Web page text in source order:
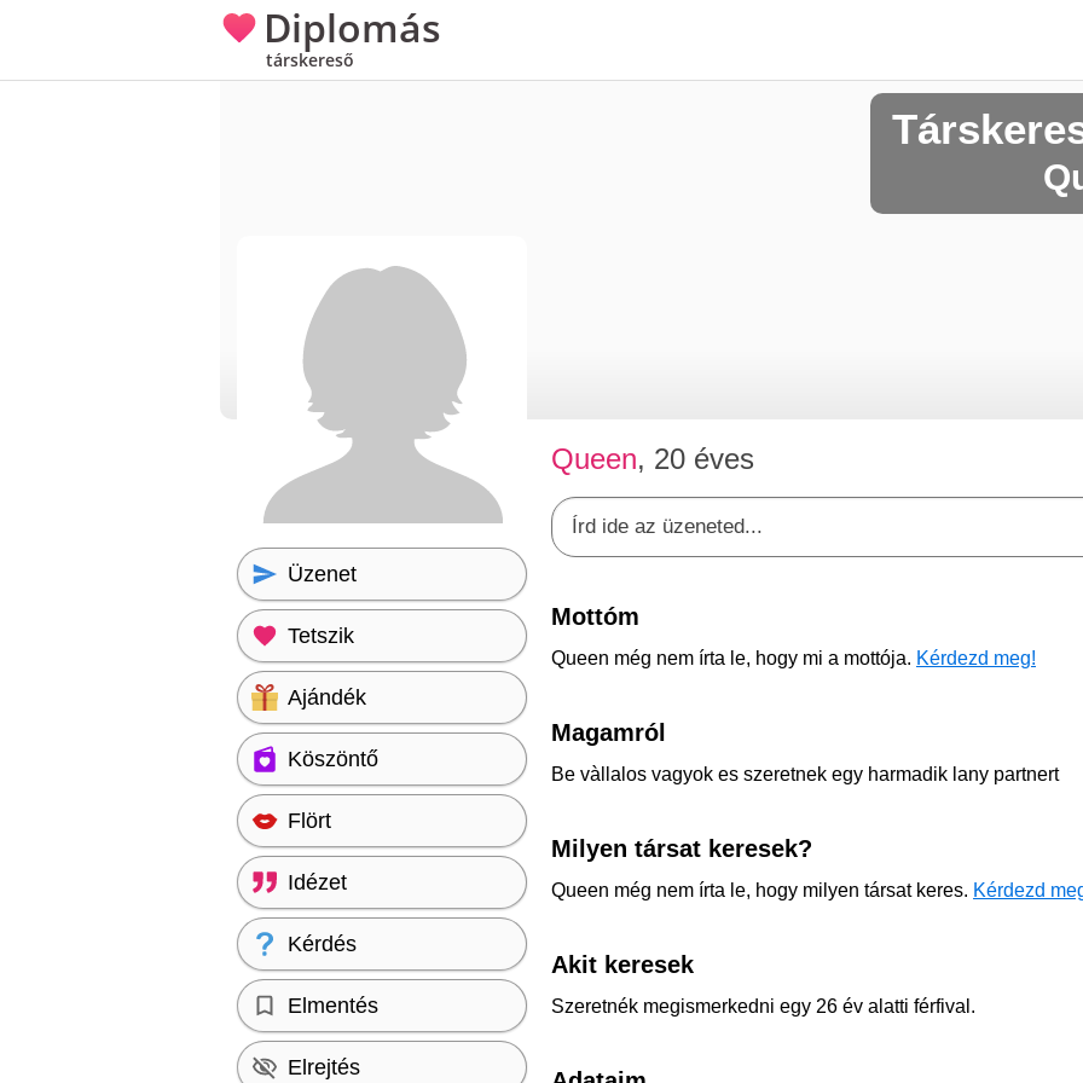
Diplomás
társkereső
Queen, 20 éves
Mottóm
Queen még nem írta le, hogy mi a mottója. Kérdezd meg!
Magamról
Be vàllalos vagyok es szeretnek egy harmadik lany partnert
Milyen társat keresek?
Queen még nem írta le, hogy milyen társat keres. Kérdezd
Akit keresek
Szeretnék megismerkedni egy 26 év alatti férfival.
Üzenet
Tetszik
Ajándék
Köszöntő
Flört
Idézet
Kérdés
Elmentés
Elrejtés